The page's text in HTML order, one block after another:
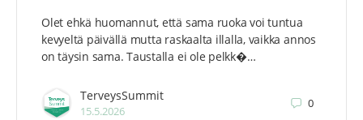
Olet ehkä huomannut, että sama ruoka voi tuntua
kevyeltä päivällä mutta raskaalta illalla, vaikka annos
on täysin sama. Taustalla ei ole pelkk�…
TerveysSummit
15.5.2026
0